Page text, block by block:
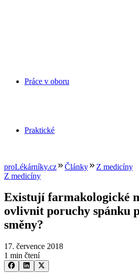
Práce v oboru
Praktické
proLékárníky.cz Články
Z medicíny
Z medicíny
Existují farmakologické
ovlivnit poruchy spánku
směny?
17. července 2018
1 min čtení